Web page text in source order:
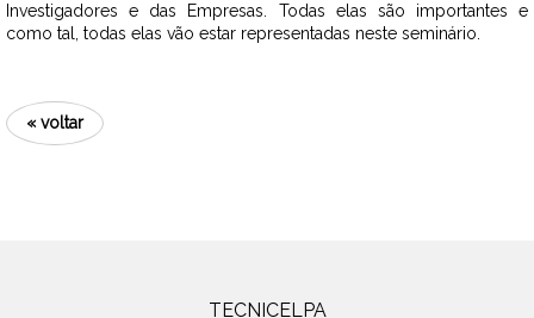
Investigadores e das Empresas. Todas elas são importantes e
como tal, todas elas vão estar representadas neste seminário.
« voltar
TECNICELPA